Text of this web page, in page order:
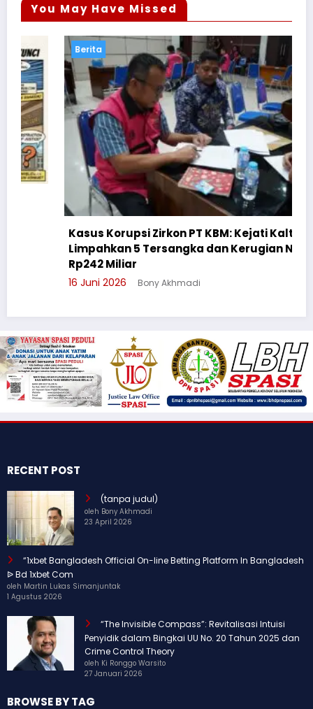
You May Have Missed
Berita
Kasus Korupsi Zirkon PT KBM: Kejati Kalteng
Limpahkan 5 Tersangka dan Kerugian Negara
Rp242 Miliar
16 Juni 2026 Bony Akhmadi
RECENT POST
(tanpa judul)
oleh Bony Akhmadi
23 April 2026
“1xbet Bangladesh Official On-line Betting Platform In Bangladesh
ᐉ Bd 1xbet Com
oleh Martin Lukas Simanjuntak
1 Agustus 2026
“The Invisible Compass”: Revitalisasi Intuisi
Penyidik dalam Bingkai UU No. 20 Tahun 2025 dan
Crime Control Theory
oleh Ki Ronggo Warsito
27 Januari 2026
BROWSE BY TAG